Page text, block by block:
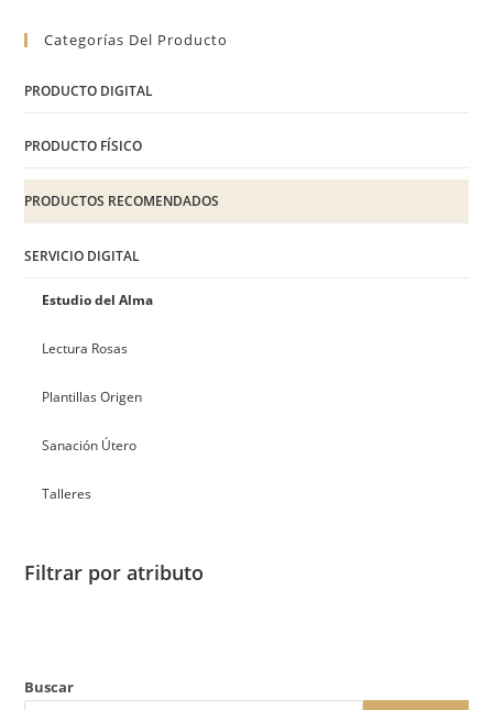
Categorías Del Producto
PRODUCTO DIGITAL
PRODUCTO FÍSICO
PRODUCTOS RECOMENDADOS
SERVICIO DIGITAL
Estudio del Alma
Lectura Rosas
Plantillas Origen
Sanación Útero
Talleres
Filtrar por atributo
Buscar